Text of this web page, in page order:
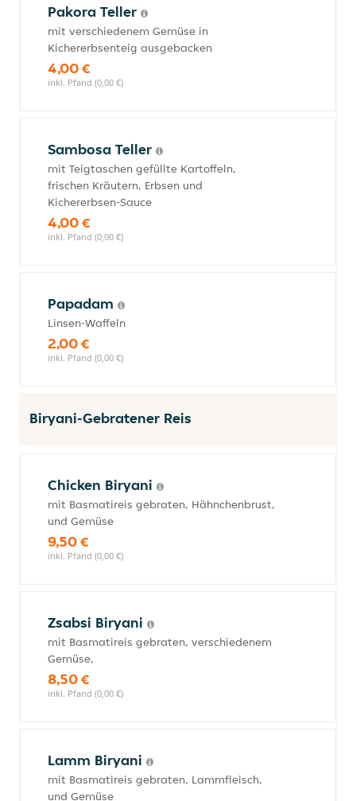
Pakora Teller
mit verschiedenem Gemüse in
Kichererbsenteig ausgebacken
4,00 €
inkl. Pfand (0,00 €)
Sambosa Teller
mit Teigtaschen gefüllte Kartoffeln,
frischen Kräutern, Erbsen und
Kichererbsen-Sauce
4,00 €
inkl. Pfand (0,00 €)
Papadam
Linsen-Waffeln
2,00 €
inkl. Pfand (0,00 €)
Biryani-Gebratener Reis
Chicken Biryani
mit Basmatireis gebraten, Hähnchenbrust,
und Gemüse
9,50 €
inkl. Pfand (0,00 €)
Zsabsi Biryani
mit Basmatireis gebraten, verschiedenem
Gemüse,
8,50 €
inkl. Pfand (0,00 €)
Lamm Biryani
mit Basmatireis gebraten, Lammfleisch,
und Gemüse